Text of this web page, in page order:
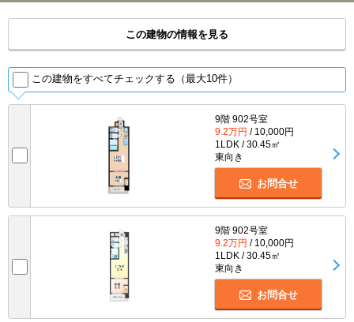
この建物の情報を見る
この建物をすべてチェックする（最大10件）
9階 902号室
9.2万円 / 10,000円
1LDK / 30.45㎡
東向き
お問合せ
9階 902号室
9.2万円 / 10,000円
1LDK / 30.45㎡
東向き
お問合せ